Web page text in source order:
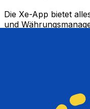
Die Xe-App bietet
und